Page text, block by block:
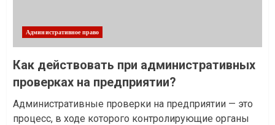
Административное право
Как действовать при административных
проверках на предприятии?
Административные проверки на предприятии — это
процесс, в ходе которого контролирующие органы